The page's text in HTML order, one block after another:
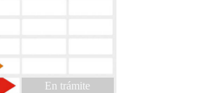
En trámite